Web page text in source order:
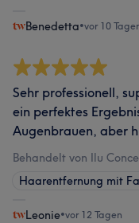
Benedetta•vor 10
Sehr professionell,
ein perfektes
Augenbrauen, aber
Behandelt von Ilu
Haarentfernung mit
Leonie•vor 12 Tagen